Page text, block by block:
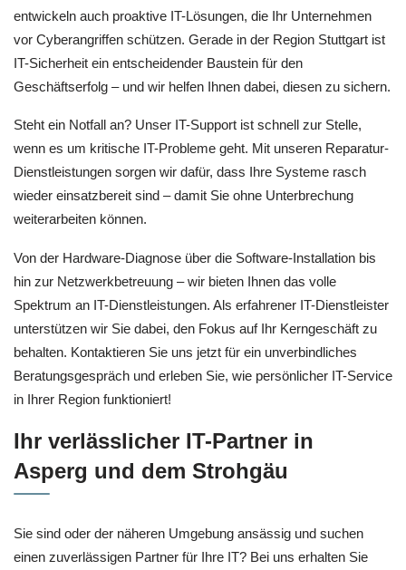
Netzwerkadministration:
Serverwartung:
Datensicherung & IT-Sicherheit:
Cloud-Lösungen:
entwickeln auch proaktive IT-Lösungen, die Ihr Unternehmen
vor Cyberangriffen schützen. Gerade in der Region Stuttgart ist
IT-Sicherheit ein entscheidender Baustein für den
Geschäftserfolg – und wir helfen Ihnen dabei, diesen zu sichern.
Steht ein Notfall an? Unser IT-Support ist schnell zur Stelle,
wenn es um kritische IT-Probleme geht. Mit unseren Reparatur-
Dienstleistungen sorgen wir dafür, dass Ihre Systeme rasch
wieder einsatzbereit sind – damit Sie ohne Unterbrechung
weiterarbeiten können.
Von der Hardware-Diagnose über die Software-Installation bis
hin zur Netzwerkbetreuung – wir bieten Ihnen das volle
Spektrum an IT-Dienstleistungen. Als erfahrener IT-Dienstleister
unterstützen wir Sie dabei, den Fokus auf Ihr Kerngeschäft zu
behalten. Kontaktieren Sie uns jetzt für ein unverbindliches
Beratungsgespräch und erleben Sie, wie persönlicher IT-Service
in Ihrer Region funktioniert!
Ihr verlässlicher IT-Partner in
Asperg und dem Strohgäu
Sie sind oder der näheren Umgebung ansässig und suchen
einen zuverlässigen Partner für Ihre IT? Bei uns erhalten Sie